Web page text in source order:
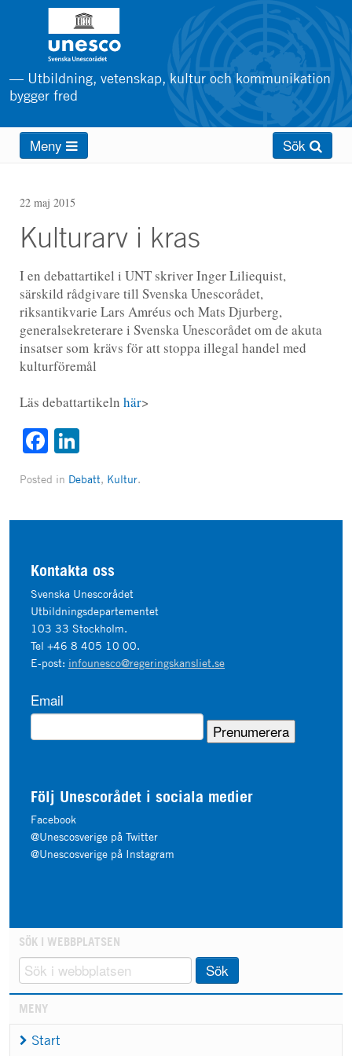
huvudinnehåll
— Utbildning, vetenskap, kultur och kommunikation
bygger fred
Main
menuMeny Sök
22 maj 2015
Kulturarv i kras
I en debattartikel i UNT skriver Inger Liliequist,
särskild rådgivare till Svenska Unescorådet,
riksantikvarie Lars Amréus och Mats Djurberg,
generalsekreterare i Svenska Unescorådet om de akuta
insatser som krävs för att stoppa illegal handel med
kulturföremål
Läs debattartikeln här>
Facebook
LinkedIn
Posted in Debatt, Kultur.
Kontakta oss
Svenska Unescorådet
Utbildningsdepartementet
103 33 Stockholm.
Tel +46 8 405 10 00.
E-post: infounesco@regeringskansliet.se
Email
Följ Unescorådet i sociala medier
Facebook
@Unescosverige på Twitter
@Unescosverige på Instagram
SÖK I WEBBPLATSEN
Sök
MENY
Start